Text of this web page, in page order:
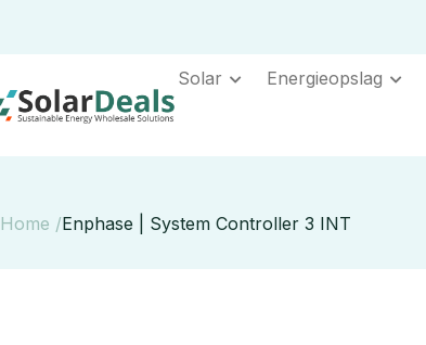
Solar Energieopslag
Home /Enphase | System Controller 3 INT